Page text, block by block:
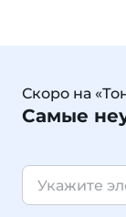
Скоро на
Самые